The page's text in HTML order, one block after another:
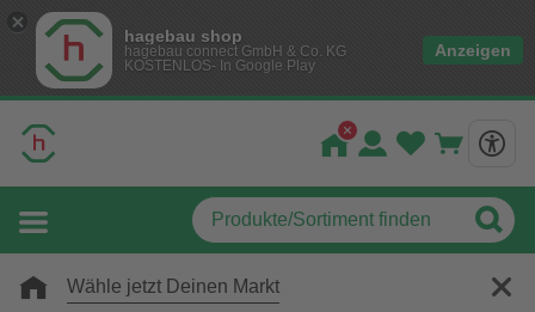
hagebau shop
hagebau connect GmbH & Co. KG
KOSTENLOS- In Google Play
Anzeigen
Wähle jetzt Deinen Markt